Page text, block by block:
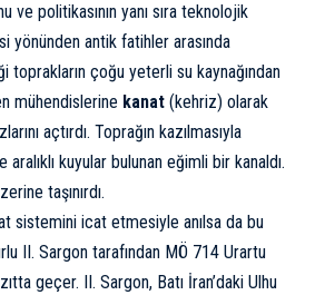
ve politikasının yanı sıra teknolojik
yönünden antik fatihler arasında
toprakların çoğu yeterli su kaynağından
mühendislerine kanat (kehriz) olarak
açtırdı. Toprağın kazılmasıyla
kuyular bulunan eğimli bir kanaldı.
taşınırdı.
sistemini icat etmesiyle anılsa da bu
II. Sargon tarafından MÖ 714 Urartu
geçer. II. Sargon, Batı İran’daki Ulhu